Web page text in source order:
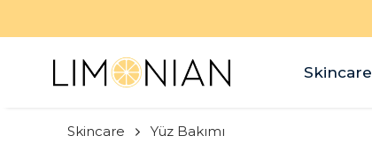
Skincare
Skincare Yüz Bakımı